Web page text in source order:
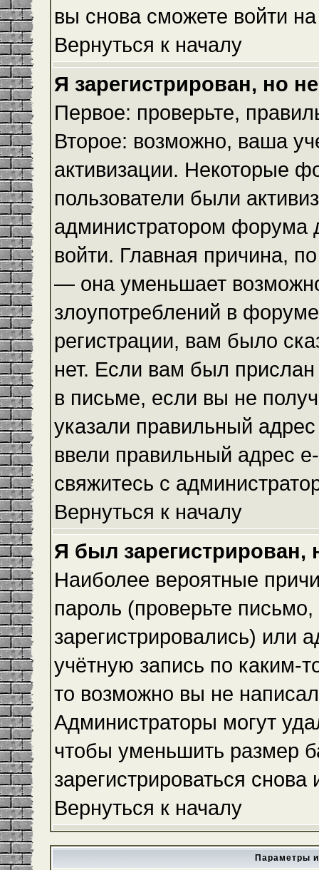
вы снова сможете войти
Вернуться к началу
Я зарегистрирован, но
Первое: проверьте,
Второе: возможно, ваша
активизации. Некоторые
пользователи были
администратором форума
войти. Главная причина,
— она уменьшает
злоупотреблений в
регистрации, вам было
нет. Если вам был
в письме, если вы не
указали правильный
ввели правильный адрес
свяжитесь с
Вернуться к началу
Я был зарегистрирован,
Наиболее вероятные
пароль (проверьте
зарегистрировались) или
учётную запись по каким-
то возможно вы не
Администраторы могут
чтобы уменьшить размер
зарегистрироваться
Вернуться к началу
Параметры